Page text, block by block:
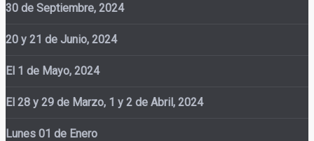
30 de Septiembre, 2024
20 y 21 de Junio, 2024
El 1 de Mayo, 2024
El 28 y 29 de Marzo, 1 y 2 de Abril, 2024
Lunes 01 de Enero